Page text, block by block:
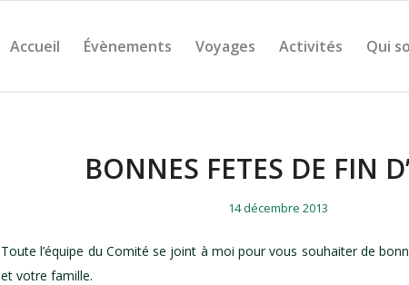
Accueil Évènements Voyages Activités Qui
BONNES FETES DE FIN
14 décembre 2013
Toute l’équipe du Comité se joint à moi pour vous souhaiter de
et votre famille.